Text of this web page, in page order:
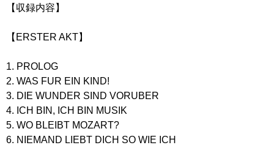
【収録内容】
【ERSTER AKT】
1. PROLOG
2. WAS FUR EIN KIND!
3. DIE WUNDER SIND VORUBER
4. ICH BIN, ICH BIN MUSIK
5. WO BLEIBT MOZART?
6. NIEMAND LIEBT DICH SO WIE ICH